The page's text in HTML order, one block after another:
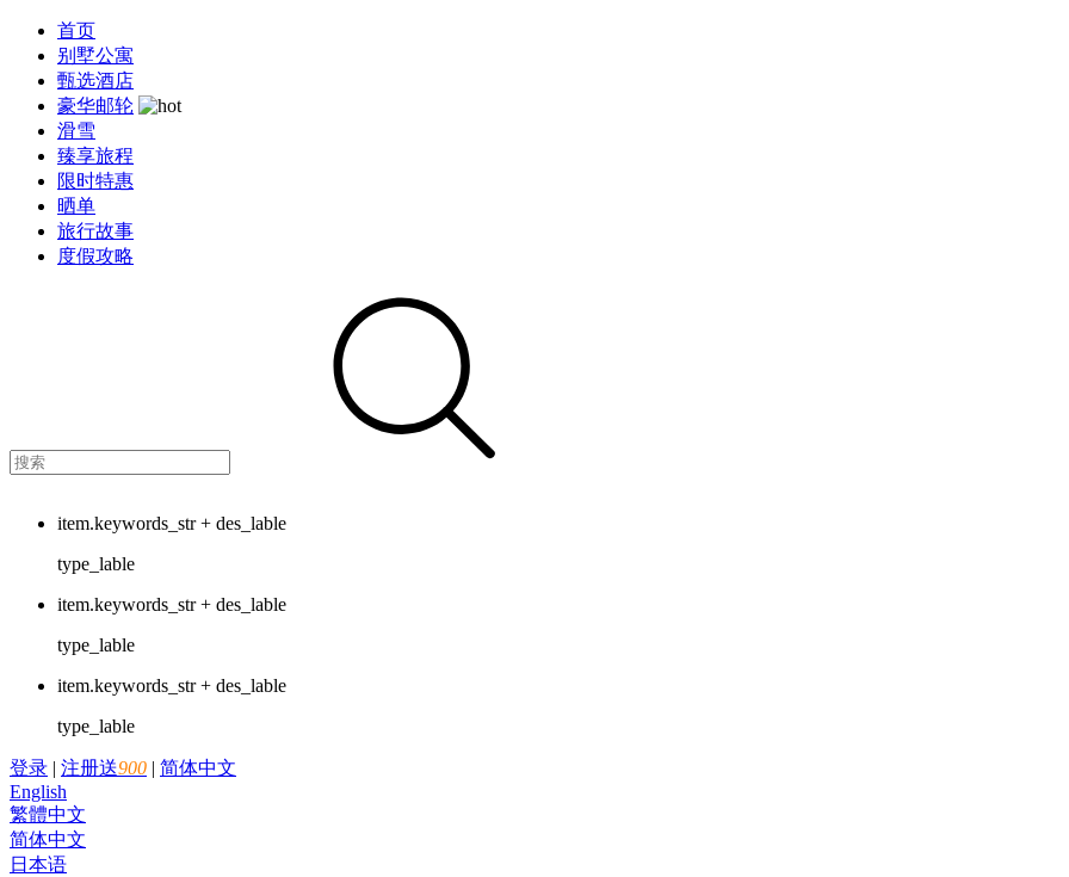
首页
别墅公寓
甄选酒店
豪华邮轮
滑雪
臻享旅程
限时特惠
晒单
旅行故事
度假攻略
item.keywords_str + des_lable
type_lable
item.keywords_str + des_lable
type_lable
item.keywords_str + des_lable
type_lable
登录 | 注册送900 | 简体中文
English
繁體中文
简体中文
日本语